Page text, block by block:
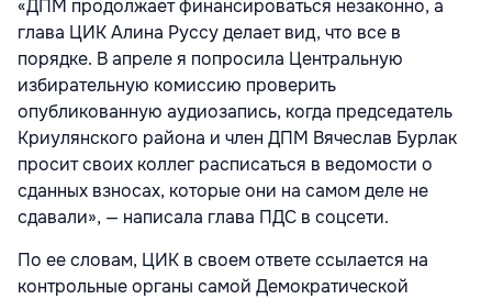
«ДПМ продолжает финансироваться незаконно, а
глава ЦИК Алина Руссу делает вид, что все в
порядке. В апреле я попросила Центральную
избирательную комиссию проверить
опубликованную аудиозапись, когда председатель
Криулянского района и член ДПМ Вячеслав Бурлак
просит своих коллег расписаться в ведомости о
сданных взносах, которые они на самом деле не
сдавали», — написала глава ПДС в соцсети.
По ее словам, ЦИК в своем ответе ссылается на
контрольные органы самой Демократической